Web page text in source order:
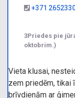
+371
3Priedes pie
oktobrim.)
Vieta klusai,
zem priedēm, tikai
brīvdienām ar